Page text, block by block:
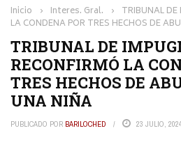
Inicio › Interes. Gral. › TRIBUNAL DE
LA CONDENA POR TRES HECHOS DE
TRIBUNAL DE
RECONFIRMÓ LA
TRES HECHOS DE
UNA NIÑA
PUBLICADO POR BARILOCHED 23 JULIO,